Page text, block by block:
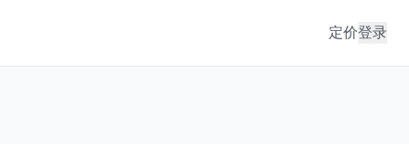
定价登录